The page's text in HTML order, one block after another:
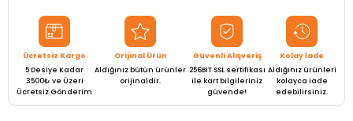
Ücretsiz Kargo
5 Desiye Kadar
3500₺ ve Üzeri
Ücretsiz Gönderim
Orijinal Ürün
Aldığınız bütün ürünler
orijinaldir.
Güvenli Alışveriş
256BIT SSL sertifikası
ile kart bilgileriniz
güvende!
Kolay İade
Aldığınız ürünleri
kolayca iade
edebilirsiniz.